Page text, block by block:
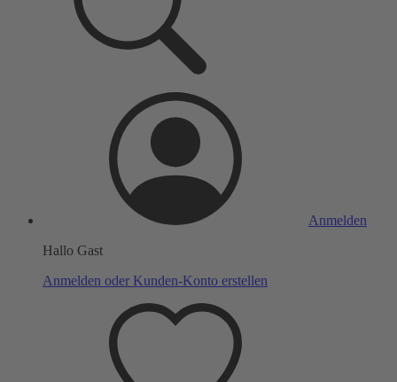
Anmelden
Hallo Gast
Anmelden oder Kunden-Konto erstellen